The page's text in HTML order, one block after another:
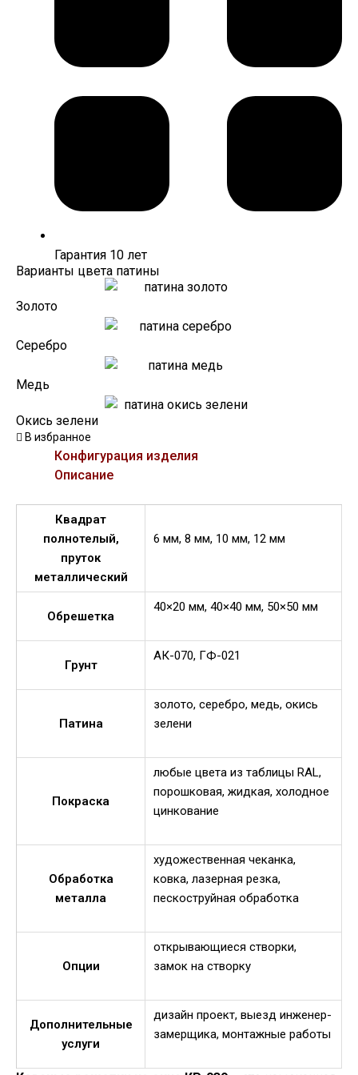
Гарантия 10 лет
Варианты цвета патины
Золото
Серебро
Медь
Окись зелени
В избранное
Конфигурация изделия
Описание
Квадрат
полнотелый,
пруток
металлический
6 мм, 8 мм, 10 мм, 12 мм
Обрешетка
40×20 мм, 40×40 мм, 50×50 мм
Грунт
АК-070, ГФ-021
Патина
золото, серебро, медь, окись
зелени
Покраска
любые цвета из таблицы RAL,
порошковая, жидкая, холодное
цинкование
Обработка
металла
художественная чеканка,
ковка, лазерная резка,
пескоструйная обработка
Опции
открывающиеся створки,
замок на створку
Дополнительные
услуги
дизайн проект, выезд инженер-
замерщика, монтажные работы